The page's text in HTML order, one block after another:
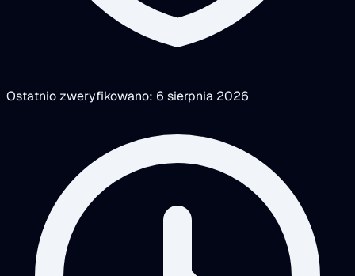
Ostatnio zweryfikowano: 6 sierpnia 2026